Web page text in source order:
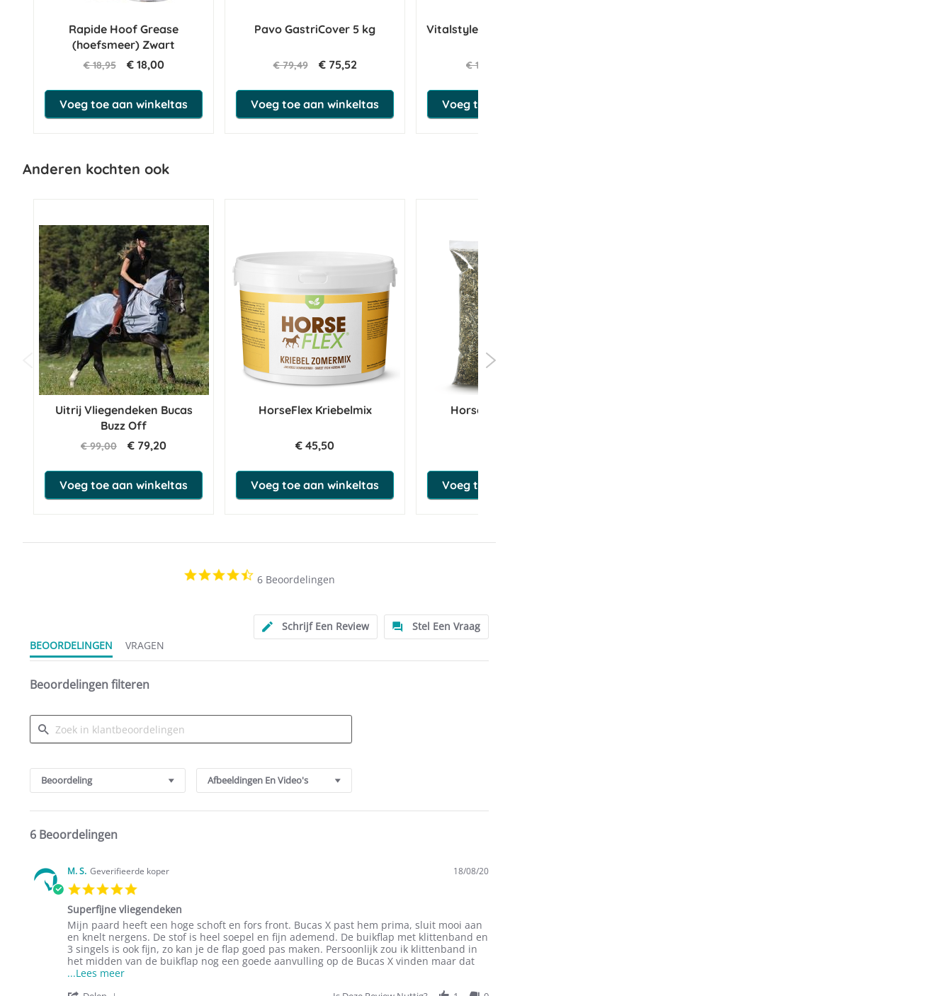
Rapide Hoof Grease
(hoefsmeer) Zwart
€ 18,95 € 18,00
Voeg toe aan winkeltas
Pavo GastriCover 5 kg
€ 79,49 € 75,52
Voeg toe aan winkeltas
Vitalstyle Shampoobar Itch &
€ 13,49
Voeg toe aan winkeltas
Anderen kochten ook
Uitrij Vliegendeken Bucas
Buzz Off
€ 99,00 € 79,20
Voeg toe aan winkeltas
HorseFlex Kriebelmix
€ 45,50
Voeg toe aan winkeltas
HorseFlex Kleefkruid
Voeg toe aan winkeltas
4.3
star
6 Beoordelingen
Schrijf Een Review
Stel Een Vraag
BEOORDELINGEN
VRAGEN
Beoordelingen filteren
Reviews
Beoordeling Afbeeldingen En Video's
6 Beoordelingen
M. S. Geverifieerde koper
rating
18/08/20
Superfijne vliegendeken
Review
by
M.
S.
on
review
stating
Superfijne
vliegendeken
Mijn paard heeft een hoge schoft en fors front. Bucas X past hem prima, sluit mooi aan
en knelt nergens. De stof is heel soepel en fijn ademend. De buikflap met klittenband en
3 singels is ook fijn, zo kan je de flap goed pas maken. Persoonlijk zou ik klittenband in
het midden van de buikflap nog een goede aanvulling op de Bucas X vinden maar dat
...Lees meerRead